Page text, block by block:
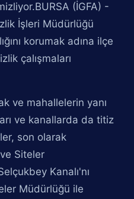
(İGFA) -
İşleri Müdürlüğü
korumak adına ilçe
çalışmaları
ve mahallelerin yanı
ve kanallarda da titiz
son olarak
Siteler
Kanalı'nı
Müdürlüğü ile